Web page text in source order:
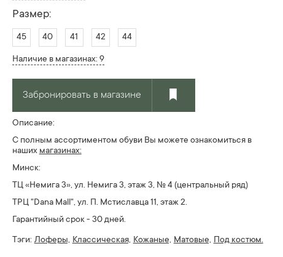
Размер:
45 40 41 42 44
Наличие в магазинах: 9
Забронировать в магазине
Описание:
С полным ассортиментом обуви Вы можете ознакомиться в
наших магазинах:
Минск:
ТЦ «Немига 3», ул. Немига 3, этаж 3, № 4 (центральный ряд)
ТРЦ "Dana Mall", ул. П. Мстиславца 11, этаж 2.
Гарантийный срок - 30 дней.
Тэги: Лоферы, Классическая, Кожаные, Матовые, Под костюм.